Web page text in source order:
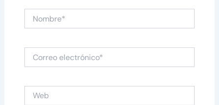
electrónico*